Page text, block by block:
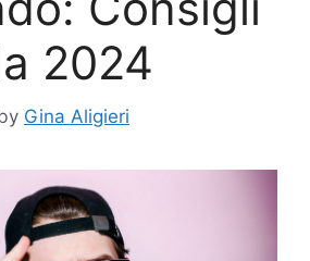
2024
Gina Aligieri